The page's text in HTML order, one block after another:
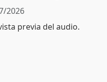
2026